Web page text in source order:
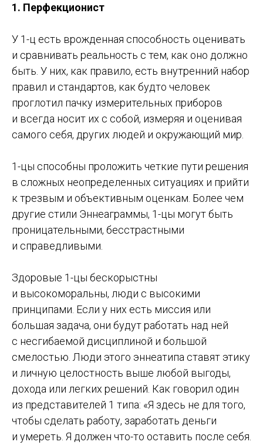
1. Перфекционист
У 1-ц есть врожденная способность оценивать
и сравнивать реальность с тем, как оно должно
быть. У них, как правило, есть внутренний набор
правил и стандартов, как будто человек
проглотил пачку измерительных приборов
и всегда носит их с собой, измеряя и оценивая
самого себя, других людей и окружающий мир.
1-цы способны проложить четкие пути решения
в сложных неопределенных ситуациях и прийти
к трезвым и объективным оценкам. Более чем
другие стили Эннеаграммы, 1-цы могут быть
проницательными, бесстрастными
и справедливыми.
Здоровые 1-цы бескорыстны
и высокоморальны, люди с высокими
принципами. Если у них есть миссия или
большая задача, они будут работать над ней
с несгибаемой дисциплиной и большой
смелостью. Люди этого эннеатипа ставят этику
и личную целостность выше любой выгоды,
дохода или легких решений. Как говорил один
из представителей 1 типа: «Я здесь не для того,
чтобы сделать работу, заработать деньги
и умереть. Я должен что-то оставить после себя.